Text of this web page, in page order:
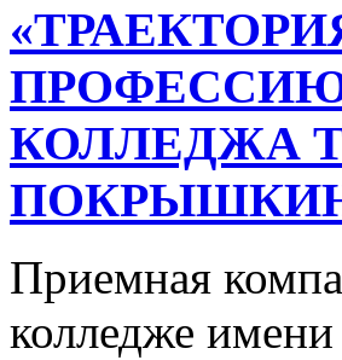
КОЛЛЕДЖА
Приемная
колледже